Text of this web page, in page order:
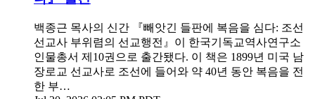
백종근 목사의 신간 『빼앗긴 들판에 복음을 심다: 조선
선교사 부위렴의 선교행전』이 한국기독교역사연구소
인물총서 제10권으로 출간됐다. 이 책은 1899년 미국 남
장로교 선교사로 조선에 들어와 약 40년 동안 복음을 전
한 부…